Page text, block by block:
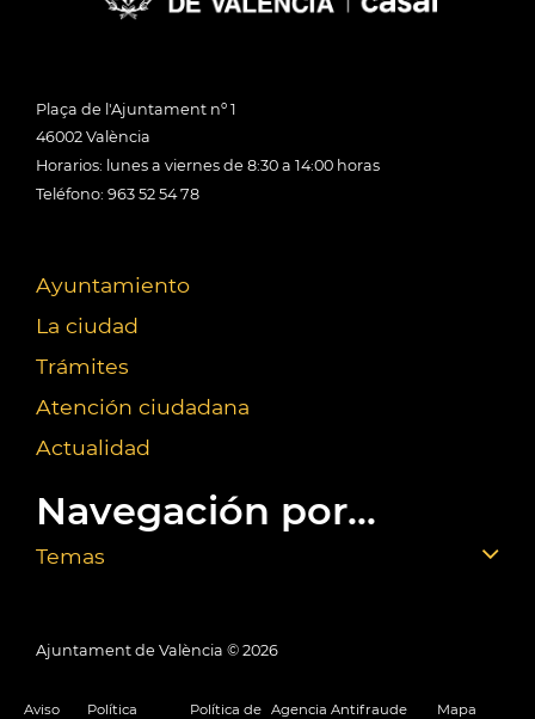
Plaça de l'Ajuntament nº 1
46002 València
Horarios: lunes a viernes de 8:30 a 14:00 horas
Teléfono: 963 52 54 78
Ayuntamiento
La ciudad
Trámites
Atención ciudadana
Actualidad
Navegación por...
Temas
Ajuntament de València © 2026
Aviso
Política
Política de Agencia Antifraude
Mapa